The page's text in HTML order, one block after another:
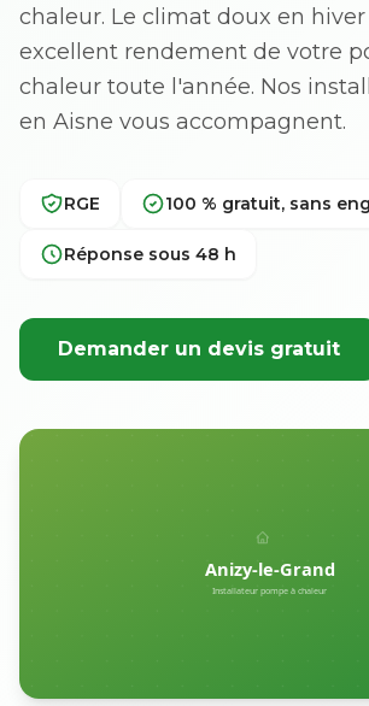
chaleur. Le climat doux en
excellent rendement de votre
chaleur toute l'année. Nos
en Aisne vous accompagnent.
RGE 100 % gratuit, sans
Réponse sous 48 h
Demander un devis gratuit